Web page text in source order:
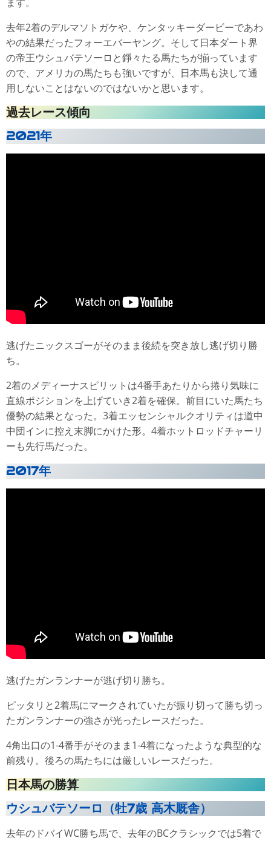
去年2着のデルマソトガケや、ケンタッキーダービーであわ
やの結果だったフォーエバーヤング。そして日本ダート界
の帝王ウシュバテソーロと錚々たる馬たちが揃っています
ので、アメリカの馬たちも強いですが、日本馬も決して通
用しないことはないのではないかと思います。
過去レース傾向
2021年
逃げたニックスゴーがそのまま後続を突き放し逃げ切り勝
ち。
2着のメディーナスピリットは4番手あたりから捲り気味に
直線ポジションを上げていき2着を確保。前目にいた馬たち
優勢の結果となった。3着エッセンシャルクオリティは道中
中団インに控え末脚にかけた形。4着ホットロッドチャーリ
ーも先行馬だった。
2017年
逃げたガンランナーが逃げ切り勝ち。
ピッタリと2着馬にマークされていたが振り切って勝ち切っ
たガンランナーの強さが光ったレースだった。
4角出口の1-4番手がそのまま1-4着になったような典型的な
前残り。後ろの馬たちには厳しいレースだった。
日本馬の勝算
ウシュバテソーロ（牡7歳 高木厩舎）
去年のドバイWC勝ち馬で、去年のBCクラシックでは5着で